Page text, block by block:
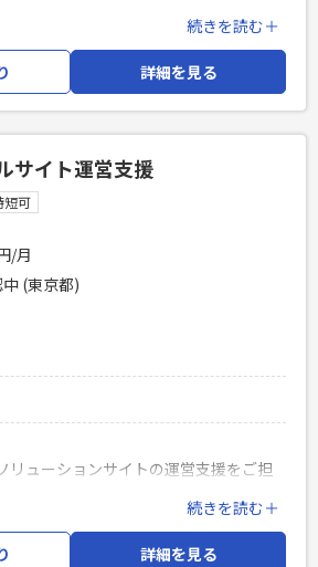
フィールドセールスとしてプロダクト
力いただきます。 領域は営業や人材、
ざいますが、参画いただくプロジェク
からのフィードバックを基にした、プ
提案 最先端のAIプロダクトを通じて
ビジネス変革を支援し、大型案件に
客の声を事業やプロダクト開発に反映
主体的に関われる点が大きなやりがい
上） ・SaaS/ソフトウェア（ITプロダ
（年数不問） ・コミュニケーション能
への対応力がある方 ・日常業務でAI
ービスの開発経験4年以上
続きを読む＋
詳細を見る
サイト運営支援
短可
/月
(東京都)
リューションサイトの運営支援をご担
企画・検討です。 Microsoft
エージェント等）を活用しなが
ションの活性化や情報発信の推進を支
続きを読む＋
詳細を見る